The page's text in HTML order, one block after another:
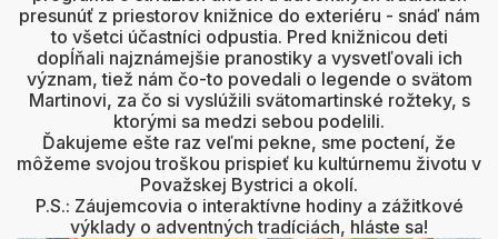
presunúť z priestorov knižnice do exteriéru - snáď nám
to všetci účastníci odpustia. Pred knižnicou deti
dopĺňali najznámejšie pranostiky a vysvetľovali ich
význam, tiež nám čo-to povedali o legende o svätom
Martinovi, za čo si vyslúžili svätomartinské rožteky, s
ktorými sa medzi sebou podelili.
Ďakujeme ešte raz veľmi pekne, sme poctení, že
môžeme svojou troškou prispieť ku kultúrnemu životu v
Považskej Bystrici a okolí.
P.S.: Záujemcovia o interaktívne hodiny a zážitkové
výklady o adventných tradíciách, hláste sa!